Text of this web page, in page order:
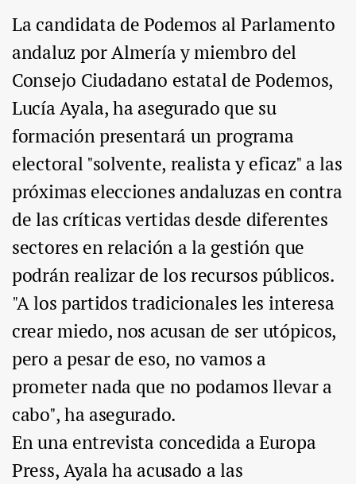
La candidata de Podemos al Parlamento
andaluz por Almería y miembro del
Consejo Ciudadano estatal de Podemos,
Lucía Ayala, ha asegurado que su
formación presentará un programa
electoral "solvente, realista y eficaz" a las
próximas elecciones andaluzas en contra
de las críticas vertidas desde diferentes
sectores en relación a la gestión que
podrán realizar de los recursos públicos.
"A los partidos tradicionales les interesa
crear miedo, nos acusan de ser utópicos,
pero a pesar de eso, no vamos a
prometer nada que no podamos llevar a
cabo", ha asegurado.
En una entrevista concedida a Europa
Press, Ayala ha acusado a las